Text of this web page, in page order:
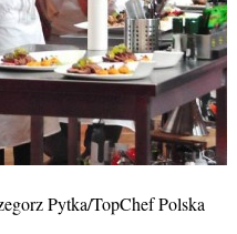
Pytka/TopChef Polska